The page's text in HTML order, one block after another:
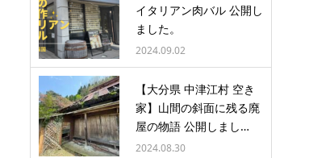
イタリアン肉バル 公開し
ました。
2024.09.02
【大分県 中津江村 空き
家】山間の斜面に残る廃
屋の物語 公開しまし…
2024.08.30